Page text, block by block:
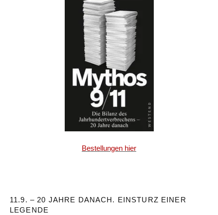
Bestellungen hier
11.9. – 20 JAHRE DANACH. EINSTURZ EINER
LEGENDE